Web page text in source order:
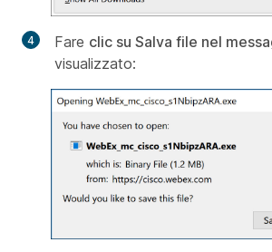
Fare clic su Salva file nel
visualizzato: